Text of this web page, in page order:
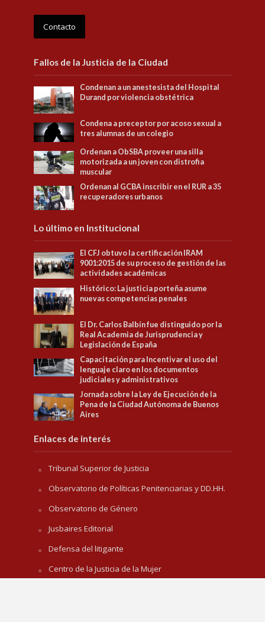
Contacto
Fallos de la Justicia de la Ciudad
Condenan a un anestesista del Hospital
Durand por violencia obstétrica
Condena a preceptor por acoso sexual a
tres alumnas de un colegio
Ordenan a ObSBA proveer una silla
motorizada a un joven con distrofia
muscular
Ordenan al GCBA inscribir en el RUR a 35
recuperadores urbanos
Lo último en Institucional
El CFJ obtuvo la certificación IRAM
9001:2015 de su proceso de gestión de las
actividades académicas
Histórico: La justicia porteña asume
nuevas competencias penales
El Dr. Carlos Balbín fue distinguido por la
Real Academia de Jurisprudencia y
Legislación de España
Capacitación para Incentivar el uso del
lenguaje claro en los documentos
judiciales y administrativos
Jornada sobre la Ley de Ejecución de la
Pena de la Ciudad Autónoma de Buenos
Aires
Enlaces de interés
Tribunal Superior de Justicia
Observatorio de Políticas Penitenciarias y DD.HH.
Observatorio de Género
Jusbaires Editorial
Defensa del litigante
Centro de la Justicia de la Mujer